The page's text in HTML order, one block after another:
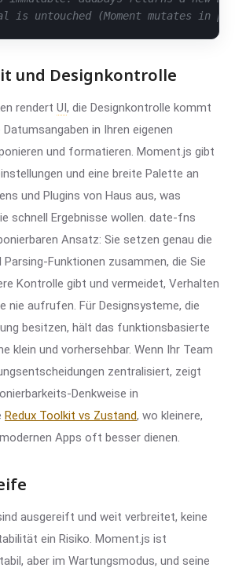
untouched (Moment mutates in
und Designkontrolle
rendert UI , die Designkontrolle kommt
in Ihren eigenen
und formatieren. Moment.js gibt
und eine breite Palette an
und Plugins von Haus aus, was
schnell Ergebnisse wollen. date-fns
Ansatz: Sie setzen genau die
Funktionen zusammen, die Sie
Kontrolle gibt und vermeidet, Verhalten
nie aufrufen. Für Designsysteme, die
besitzen, hält das funktionsbasierte
klein und vorhersehbar. Wenn Ihr Team
zentralisiert, zeigt
Denkweise in
Redux Toolkit vs Zustand, wo kleinere,
Apps oft besser dienen.
ausgereift und weit verbreitet, keine
ein Risiko. Moment.js ist
aber im Wartungsmodus, und seine